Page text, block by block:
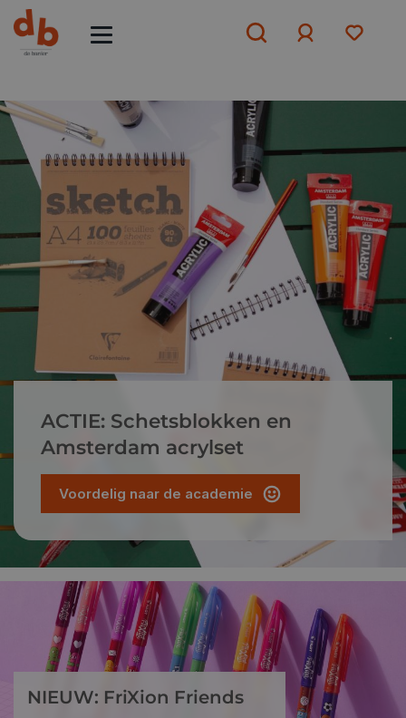
Aanmelden
of aanmelden
ACTIE: Schetsblokken en
Amsterdam acrylset
Voordelig naar de academie
NIEUW: FriXion Friends